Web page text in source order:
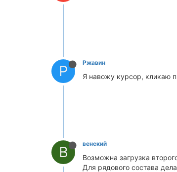
Р Ржавин
Я навожу курсор, кликаю
В венский
Возможна загрузка
Для рядового состава